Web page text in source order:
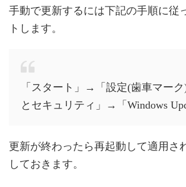
手動で更新するには下記の手順に従
トします。
「スタート」→「設定(歯車マー
とセキュリティ」→「Windows
更新が終わったら再起動して適用さ
しておきます。